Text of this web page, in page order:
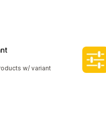
w/ variant